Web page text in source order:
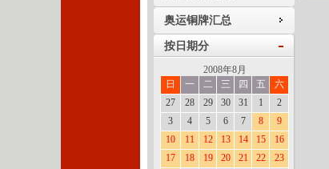
奥运铜牌汇总
按日期分
2008年8月
日
一 二 三 四 五
六
27
28 29 30 31 1
2
3
4 5 6 7 8
9
10
11 12 13 14 15
16
17
18 19 20 21 22
23